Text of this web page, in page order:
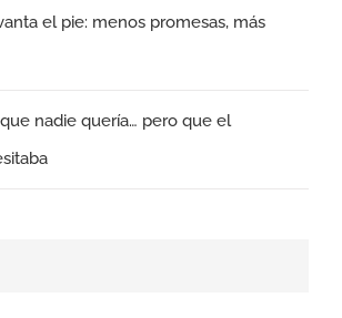
el pie: menos promesas, más
nadie quería… pero que el